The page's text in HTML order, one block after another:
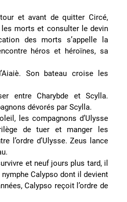
et avant de quitter Circé,
morts et consulter le devin
des morts s’appelle la
héros et héroïnes, sa
Son bateau croise les
entre Charybde et Scylla.
dévorés par Scylla.
les compagnons d’Ulysse
de tuer et manger les
l’ordre d’Ulysse. Zeus lance
et neuf jours plus tard, il
nymphe Calypso dont il devient
Calypso reçoit l’ordre de